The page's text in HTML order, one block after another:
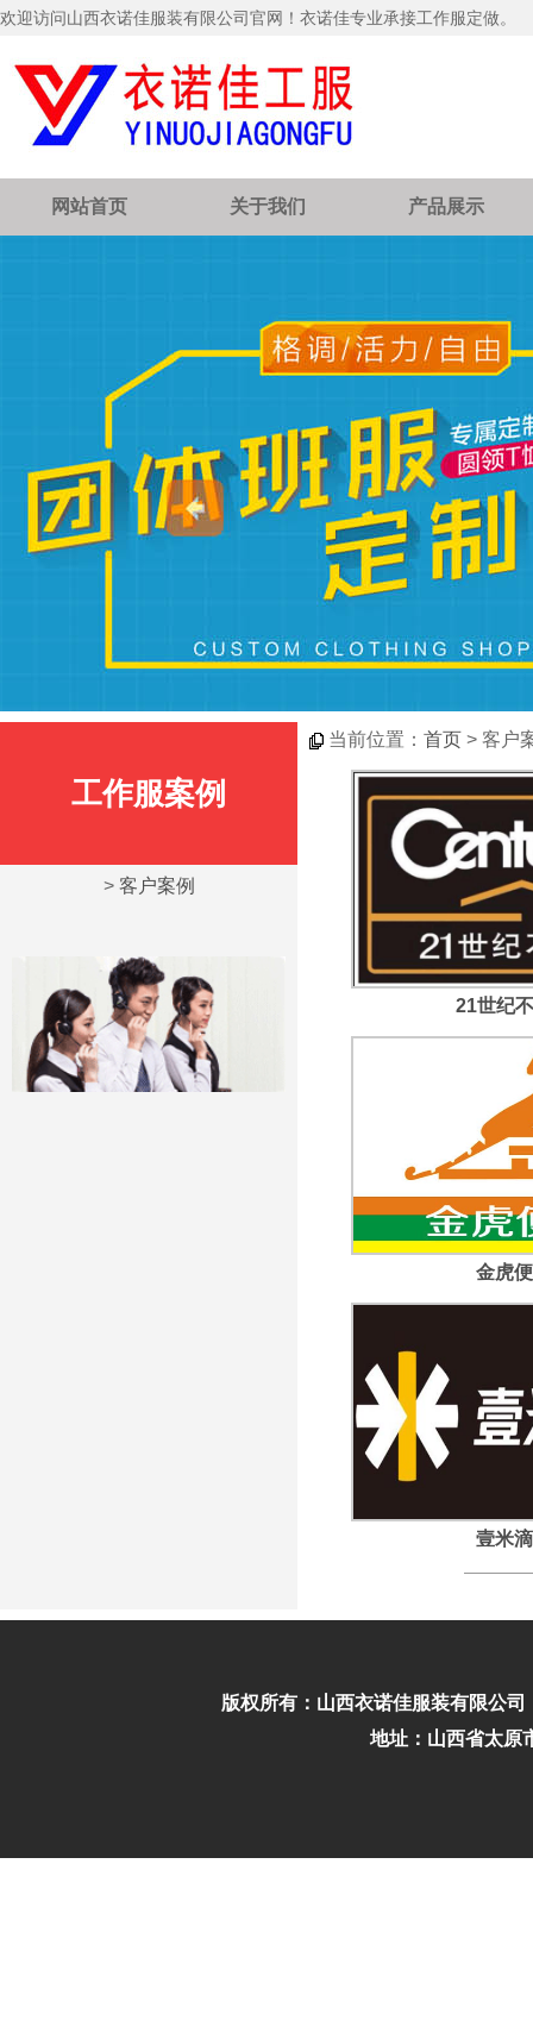
欢迎访问山西衣诺佳服装有限公司官网！衣诺佳专业承接工作服定做。
网站首页 关于我们 产品展示
工作服案例
> 客户案例
当前位置： 首页 > 客户
21世纪
金虎
壹米
版权所有： 山西衣诺佳服装有限公司
地址：山西省太原